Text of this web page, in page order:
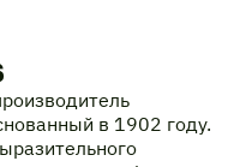
в 1902 году.